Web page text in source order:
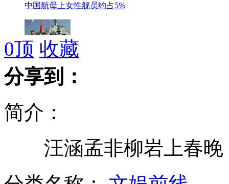
中国航母上女性舰员约占5%
中国航母离形成战斗力还有多远？
美紧急增派一艘航母赴关岛
0顶 收藏
分享到：
简介：
汪涵孟非柳岩上春晚